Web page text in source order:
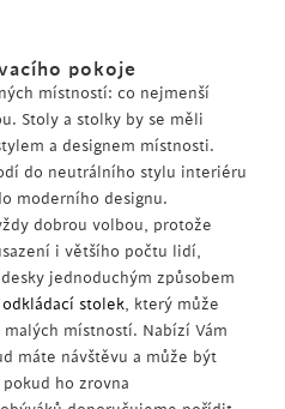
pokoje
místností: ​​co nejmenší
Stoly a stolky by se měli
a designem místnosti.
do neutrálního stylu interiéru
moderního designu.
dobrou volbou, protože
i většího počtu lidí,
jednoduchým způsobem
odkládací stolek , který může
místností. Nabízí Vám
máte návštěvu a může být
ho zrovna